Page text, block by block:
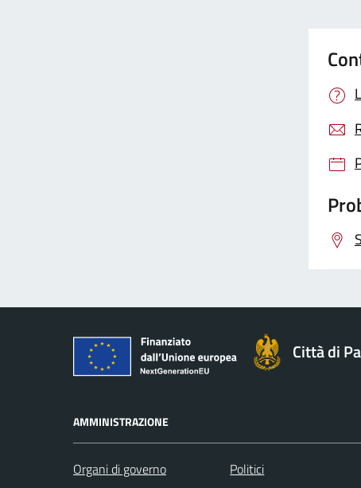
Città di
AMMINISTRAZIONE
Organi di governo
Politici